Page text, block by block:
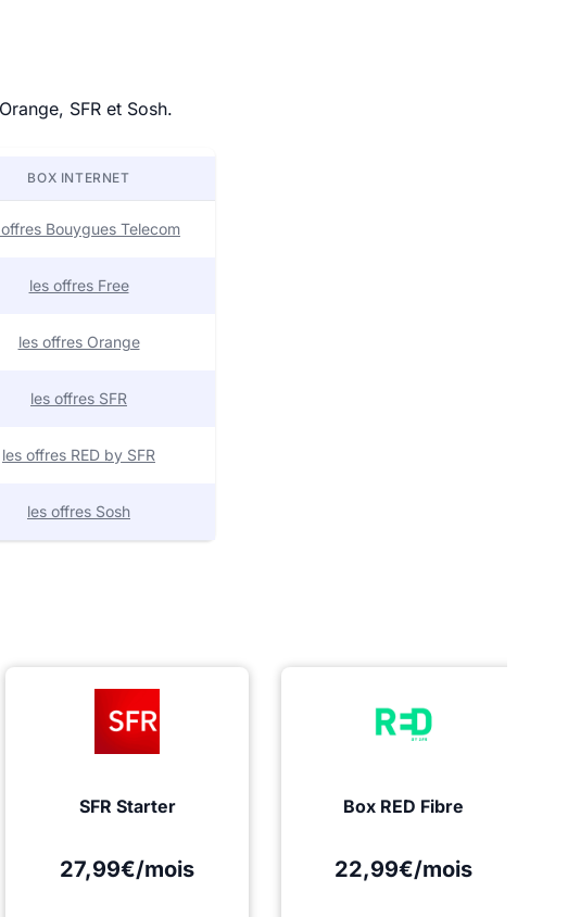
SFR et Sosh.
BOX INTERNET
Bouygues Telecom
les offres Free
les offres Orange
les offres SFR
les offres RED by SFR
les offres Sosh
SFR Starter
27,99€/mois
Box RED Fibre
22,99€/mois